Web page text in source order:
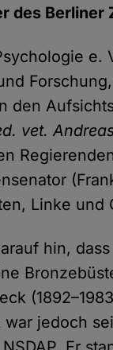
des Berliner
e.
den
vet.
Linke und
hin,
jedoch